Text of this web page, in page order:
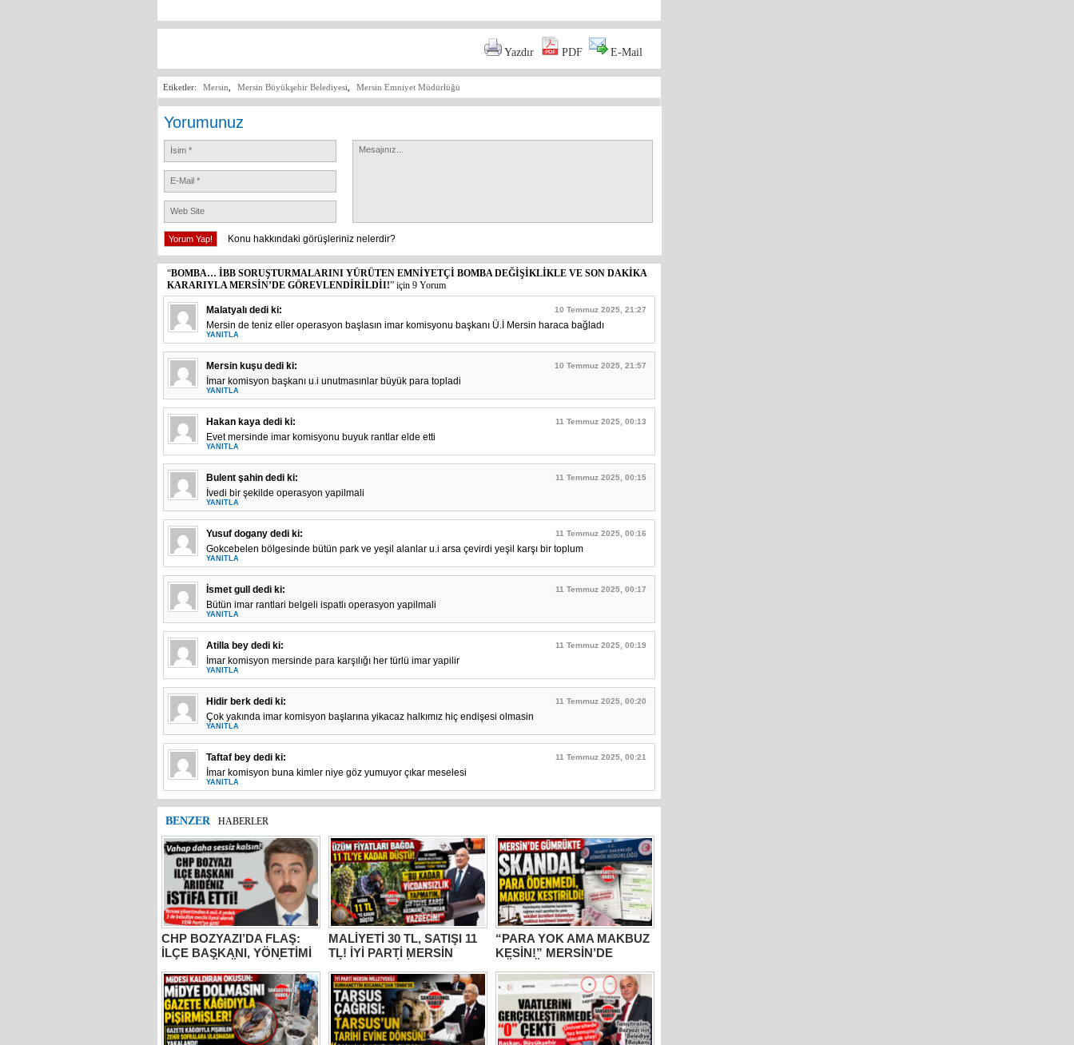
Yazdır PDF E-Mail
Etiketler: Mersin Mersin Büyükşehir Belediyesi Mersin Emniyet Müdürlüğü
Yorumunuz
Konu hakkındaki görüşleriniz nelerdir?
“BOMBA… İBB SORUŞTURMALARINI YÜRÜTEN EMNİYETÇİ BOMBA DEĞİŞİKLİKLE VE SON DAKİKA
KARARIYLA MERSİN’DE GÖREVLENDİRİLDİI!” için 9 Yorum
Malatyalı dedi ki: 10 Temmuz 2025, 21:27
Mersin de teniz eller operasyon başlasın imar komisyonu başkanı Ü.İ Mersin haraca bağladı
YANITLA
Mersin kuşu dedi ki: 10 Temmuz 2025, 21:57
İmar komisyon başkanı u.i unutmasınlar büyük para topladi
YANITLA
Hakan kaya dedi ki: 11 Temmuz 2025, 00:13
Evet mersinde imar komisyonu buyuk rantlar elde etti
YANITLA
Bulent şahin dedi ki: 11 Temmuz 2025, 00:15
İvedi bir şekilde operasyon yapilmali
YANITLA
Yusuf dogany dedi ki: 11 Temmuz 2025, 00:16
Gokcebelen bölgesinde bütün park ve yeşil alanlar u.i arsa çevirdi yeşil karşı bir toplum
YANITLA
İsmet gull dedi ki: 11 Temmuz 2025, 00:17
Bütün imar rantlari belgeli ispatlı operasyon yapilmali
YANITLA
Atilla bey dedi ki: 11 Temmuz 2025, 00:19
İmar komisyon mersinde para karşılığı her türlü imar yapilir
YANITLA
Hidir berk dedi ki: 11 Temmuz 2025, 00:20
Çok yakında imar komisyon başlarına yikacaz halkımız hiç endişesi olmasin
YANITLA
Taftaf bey dedi ki: 11 Temmuz 2025, 00:21
İmar komisyon buna kimler niye göz yumuyor çıkar meselesi
YANITLA
BENZER HABERLER
CHP BOZYAZI’DA FLAŞ:
İLÇE BAŞKANI, YÖNETİMİ
VE MECLİS ÜYELERİ
PARTİDEN AYRILDI, YENİ
PARTİ’YE GİTTİ!
MALİYETİ 30 TL, SATIŞI 11
TL! İYİ PARTİ MERSİN
MİLLETVEKİLİ
BURHANETTİN
KOCAMAZ’DAN İKTİDARA
“ÜZÜM” TEPKİSİ: “BU
KADAR VİCDANSIZLIK
YAPMAYIN!”
“PARA YOK AMA MAKBUZ
KESİN!” MERSİN’DE
GÜMRÜKTE SKANDAL
YAZIŞMALAR!